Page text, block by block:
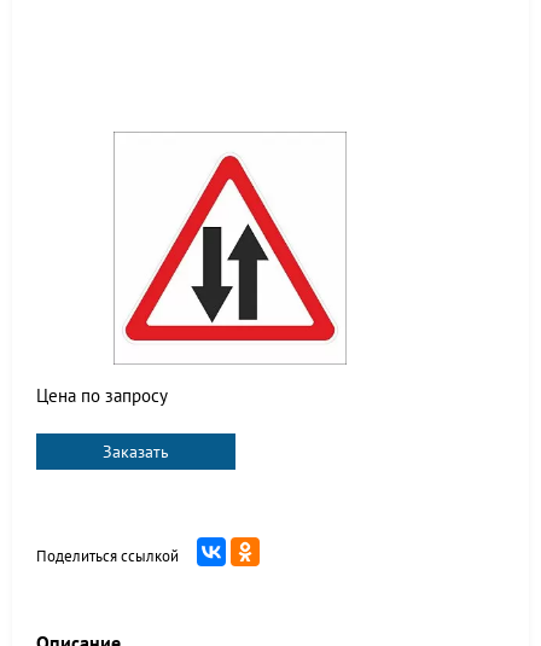
Цена по запросу
Заказать
Поделиться ссылкой